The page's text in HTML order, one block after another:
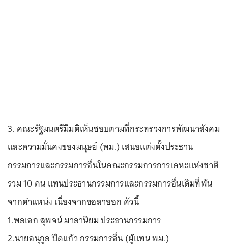
3. คณะรัฐมนตรีมีมติเห็นชอบตามที่กระทรวงการพัฒนาสังคม
และความมั่นคงของมนุษย์ (พม.) เสนอแต่งตั้งประธาน
กรรมการและกรรมการอื่นในคณะกรรมการการเคหะแห่งชาติ
รวม 10 คน แทนประธานกรรมการและกรรมการอื่นเดิมที่พ้น
จากตำแหน่ง เนื่องจากขอลาออก ดัวนี้
1.พลเอก สุพจน์ มาลานิยม ประธานกรรมการ
2.นายอนุกูล ปีดแก้ว กรรมการอื่น (ผู้แทน พม.)